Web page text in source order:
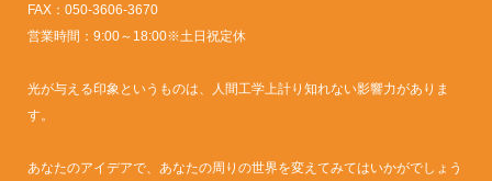
FAX：050-3606-3670
営業時間：9:00～18:00※土日祝定休
光が与える印象というものは、人間工学上計り知れない影響力がありま
す。
あなたのアイデアで、あなたの周りの世界を変えてみてはいかがでしょう